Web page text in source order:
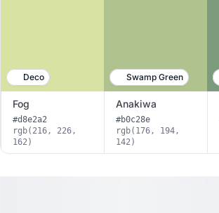
Deco Swamp Green
Fog
#d8e2a2
rgb(216, 226,
162)
Anakiwa
#b0c28e
rgb(176, 194,
142)